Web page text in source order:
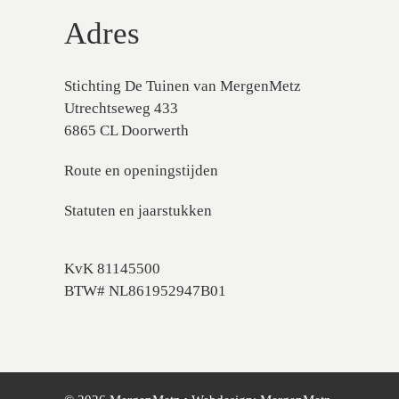
Adres
Stichting De Tuinen van MergenMetz
Utrechtseweg 433
6865 CL Doorwerth
Route en openingstijden
Statuten en jaarstukken
KvK 81145500
BTW# NL861952947B01